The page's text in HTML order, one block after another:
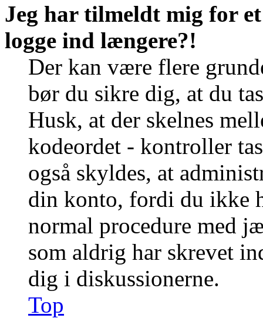
Jeg har tilmeldt mig for
logge ind længere?!
Der kan være flere
bør du sikre dig, at du
Husk, at der skelnes
kodeordet - kontroller
også skyldes, at
din konto, fordi du ikke
normal procedure med
som aldrig har skrevet
dig i diskussionerne.
Top